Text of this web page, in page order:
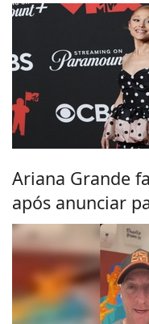
Ariana Grande
após anunciar